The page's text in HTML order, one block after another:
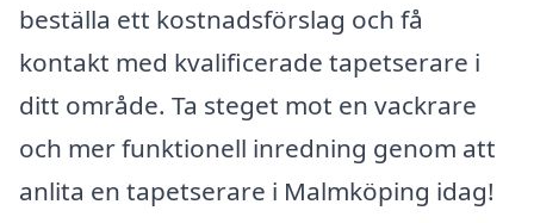
beställa ett kostnadsförslag och få
kontakt med kvalificerade tapetserare i
ditt område. Ta steget mot en vackrare
och mer funktionell inredning genom att
anlita en tapetserare i Malmköping idag!